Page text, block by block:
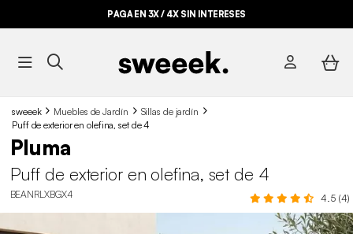
PAGA EN 3X / 4X SIN INTERESES
sweeek Muebles de Jardín
Sillas de jardín
Puff de exterior en olefina, set de 4
Pluma
Puff de exterior en olefina, set de 4
BEANRLXBGX4 4.5 (4)